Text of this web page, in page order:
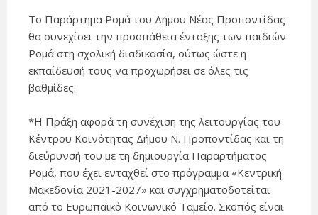
Το Παράρτημα Ρομά του Δήμου Νέας Προποντίδας
θα συνεχίσει την προσπάθεια ένταξης των παιδιών
Ρομά στη σχολική διαδικασία, ούτως ώστε η
εκπαίδευσή τους να προχωρήσει σε όλες τις
βαθμίδες.
*Η Πράξη αφορά τη συνέχιση της λειτουργίας του
Κέντρου Κοινότητας Δήμου Ν. Προποντίδας και τη
διεύρυνσή του με τη δημιουργία Παραρτήματος
Ρομά, που έχει ενταχθεί στο πρόγραμμα «Κεντρική
Μακεδονία 2021-2027» και συγχρηματοδοτείται
από το Ευρωπαϊκό Κοινωνικό Ταμείο. Σκοπός είναι